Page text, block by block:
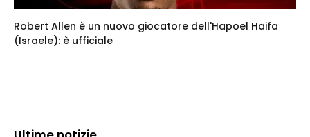
Robert Allen è un nuovo giocatore dell'Hapoel Haifa
(Israele): è ufficiale